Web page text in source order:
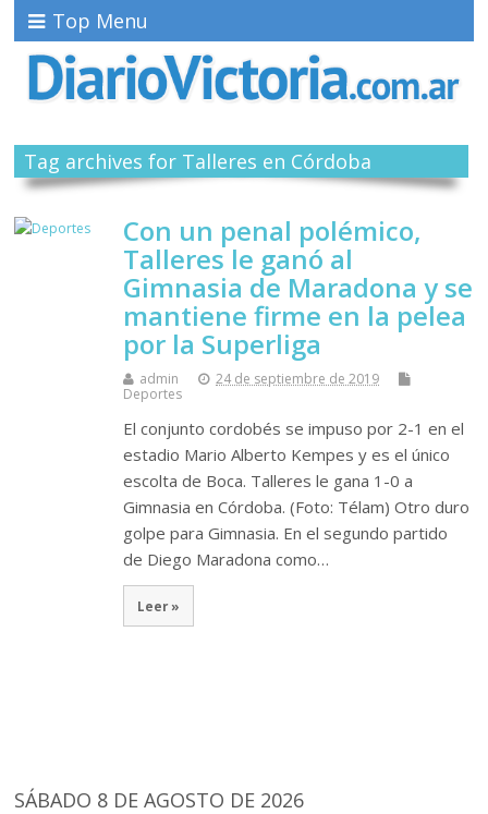
Top Menu
Tag archives for Talleres en Córdoba
Con un penal polémico,
Talleres le ganó al
Gimnasia de Maradona y se
mantiene firme en la pelea
por la Superliga
admin
24 de septiembre de 2019
Deportes
El conjunto cordobés se impuso por 2-1 en el
estadio Mario Alberto Kempes y es el único
escolta de Boca. Talleres le gana 1-0 a
Gimnasia en Córdoba. (Foto: Télam) Otro duro
golpe para Gimnasia. En el segundo partido
de Diego Maradona como…
Leer »
SÁBADO 8 DE AGOSTO DE 2026